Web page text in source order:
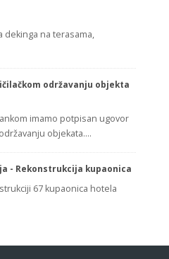
dekinga na terasama,
održavanju objekta
imamo potpisan ugovor
objekata.…
- Rekonstrukcija kupaonica
67 kupaonica hotela